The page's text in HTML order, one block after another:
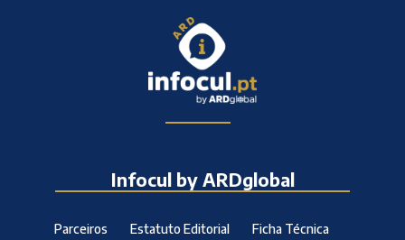
Infocul by ARDglobal
Parceiros Estatuto Editorial Ficha Técnica